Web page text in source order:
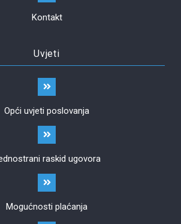
Kontakt
Uvjeti
Opći uvjeti poslovanja
raskid ugovora
Mogućnosti plaćanja